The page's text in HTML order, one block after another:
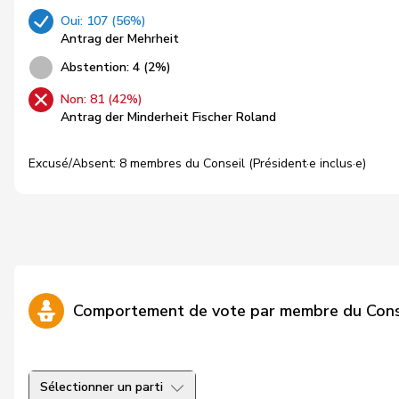
Oui: 107 (56%)
Antrag der Mehrheit
Abstention: 4 (2%)
Non: 81 (42%)
Antrag der Minderheit Fischer Roland
Excusé/Absent: 8 membres du Conseil (Président·e inclus·e)
Comportement de vote par membre du
Sélectionner un parti